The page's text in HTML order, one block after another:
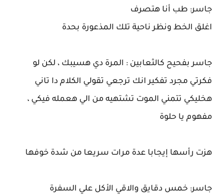
جاسر: طب أنا هتصرف
اغلق الخط ونظر ناحية تلك المذعورة بحدة
جاسر بفحيح كالثعابين : المرة دي هسيبك ، لكن لو
فكرتي مجرد تفكير انك ترجعي تقولي الكلام دا تاني
هخليكي تتمني الموت تشتهيه من الي هعمله فيكي ،
مفهوم يا حلوة
هزت رأسها إيجابا عدة مرات سريعا من شدة خوفها
جاسر: خمس دقايق والاقي الأكل علي السفرة